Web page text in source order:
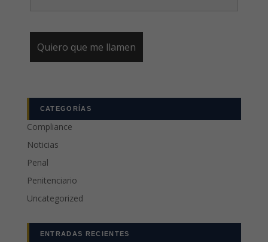
CATEGORÍAS
Compliance
Noticias
Penal
Penitenciario
Uncategorized
ENTRADAS RECIENTES